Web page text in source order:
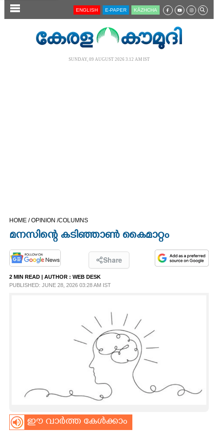
SECTIONS
OPINION
PHOTOS
ART
ASTRO
ENGLISH E-PAPER KĀZHCHA
SUNDAY, 09 AUGUST 2026 3.12 AM IST
HOME /OPINION /COLUMNS
മനസിന്റെ കടിഞ്ഞാൺ കൈമാറ്റം
Share
2 MIN READ | AUTHOR : WEB DESK
PUBLISHED: JUNE 28, 2026 03:28 AM IST
ഈ വാർത്ത കേൾക്കാം